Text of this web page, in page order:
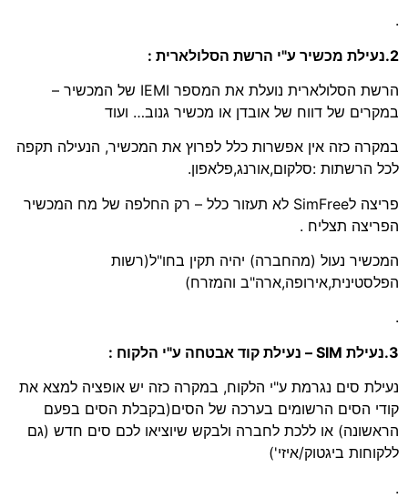
.
2.נעילת מכשיר ע"י הרשת הסלולארית :
הרשת הסלולארית נועלת את המספר IEMI של המכשיר –
במקרים של דווח של אובדן או מכשיר גנוב… ועוד
במקרה כזה אין אפשרות כלל לפרוץ את המכשיר, הנעילה תקפה
לכל הרשתות :סלקום,אורנג,פלאפון.
פריצה לSimFree לא תעזור כלל – רק החלפה של מח המכשיר
הפריצה תצליח .
המכשיר נעול (מהחברה) יהיה תקין בחו"ל(רשות
הפלסטינית,אירופה,ארה"ב והמזרח)
.
3.נעילת SIM – נעילת קוד אבטחה ע"י הלקוח :
נעילת סים נגרמת ע"י הלקוח, במקרה כזה יש אופציה למצא את
קודי הסים הרשומים בערכה של הסים(בקבלת הסים בפעם
הראשונה) או ללכת לחברה ולבקש שיוציאו לכם סים חדש (גם
ללקוחות ביגטוק/איזי')
.